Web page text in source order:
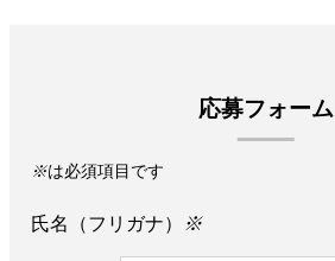
応募フォーム
※は必須項目です
氏名（フリガナ） ※